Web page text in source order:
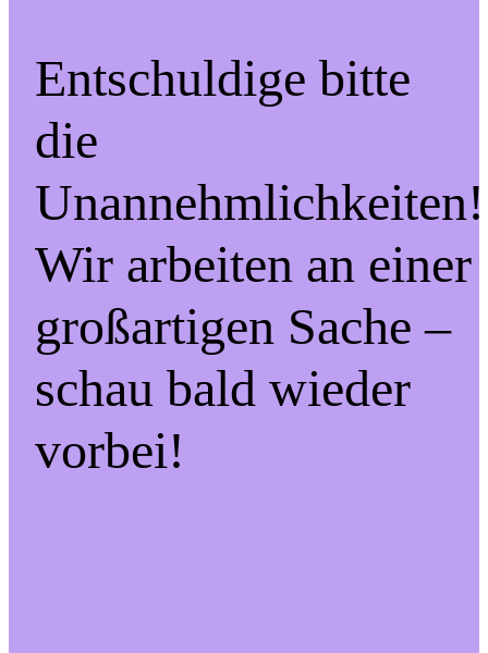
Entschuldige bitte
die
Unannehmlichkeiten!
Wir arbeiten an einer
großartigen Sache –
schau bald wieder
vorbei!